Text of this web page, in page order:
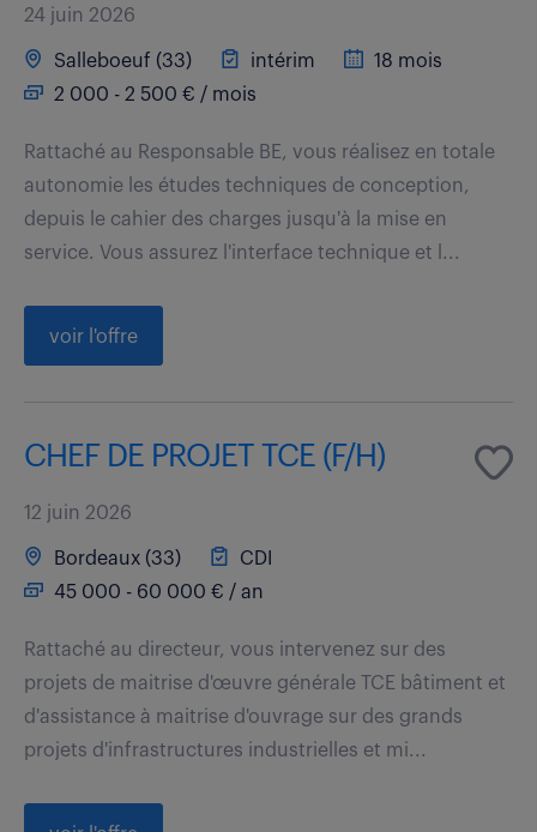
24 juin 2026
Salleboeuf (33) intérim
18 mois
2 000 - 2 500 € / mois
Rattaché au Responsable BE, vous réalisez en totale
autonomie les études techniques de conception,
depuis le cahier des charges jusqu'à la mise en
service. Vous assurez l'interface technique et l...
voir l'offre
CHEF DE PROJET TCE (F/H)
12 juin 2026
Bordeaux (33)
CDI
45 000 - 60 000 € / an
Rattaché au directeur, vous intervenez sur des
projets de maitrise d'œuvre générale TCE bâtiment et
d'assistance à maitrise d'ouvrage sur des grands
projets d'infrastructures industrielles et mi...